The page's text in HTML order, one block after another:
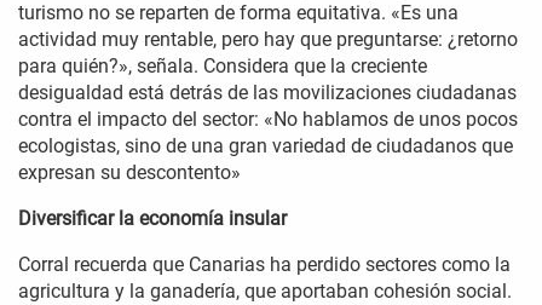
turismo no se reparten de forma equitativa. «Es una
actividad muy rentable, pero hay que preguntarse: ¿retorno
para quién?», señala. Considera que la creciente
desigualdad está detrás de las movilizaciones ciudadanas
contra el impacto del sector: «No hablamos de unos pocos
ecologistas, sino de una gran variedad de ciudadanos que
expresan su descontento»
Diversificar la economía insular
Corral recuerda que Canarias ha perdido sectores como la
agricultura y la ganadería, que aportaban cohesión social.